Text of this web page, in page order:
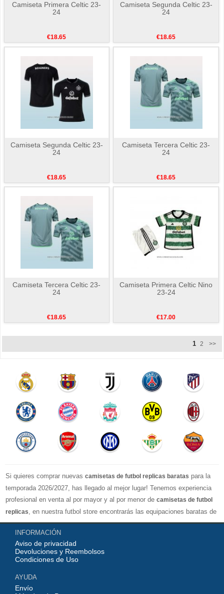
Camiseta Primera Celtic 23-
24
€18.65
Camiseta Segunda Celtic 23-
24
€18.65
Camiseta Segunda Celtic 23-
24
€18.65
Camiseta Tercera Celtic 23-
24
€18.65
Camiseta Tercera Celtic 23-
24
€18.65
Camiseta Primera Celtic Nino
23-24
€17.00
1 2 >>
Si quieres comprar nuevas camisetas de futbol replicas baratas para la
temporada 2026/2027, has llegado al mejor lugar! Tenemos experiencia
profesional en venta al por mayor y al por menor de camisetas de futbol
replicas, en nuestra futbol store encontrarás las equipaciones baratas de
los clubes más importantes y los equipos nacionales más fuertes del
mundo, nuestro jersey es directamente de fábrica, lo que garantiza que la
serie de camisetas tenga una calidad numerosa, completa y excelente
con una variedad de estilos confiable, Actualizar rápidamente las
Barcelona, real madrid jersey, Atletico de Madrid shirt, camiseta
INFORMACIÓN
Aviso de privacidad
Devoluciones y Reembolsos
Condiciones de Uso
AYUDA
Envío